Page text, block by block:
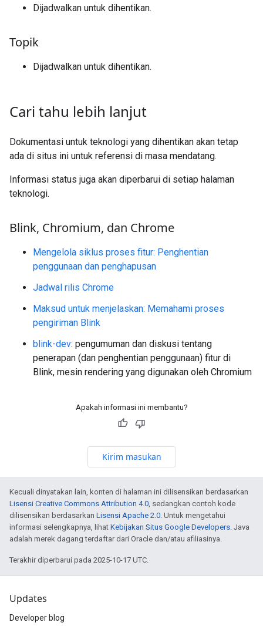
Dijadwalkan untuk dihentikan.
Topik
Dijadwalkan untuk dihentikan.
Cari tahu lebih lanjut
Dokumentasi untuk teknologi yang dihentikan akan tetap
ada di situs ini untuk referensi di masa mendatang.
Informasi status juga akan diperbarui di setiap halaman
teknologi.
Blink, Chromium, dan Chrome
Mengelola siklus proses fitur: Penghentian
penggunaan dan penghapusan
Jadwal rilis Chrome
Maksud untuk menjelaskan: Memahami proses
pengiriman Blink
blink-dev: pengumuman dan diskusi tentang
penerapan (dan penghentian penggunaan) fitur di
Blink, mesin rendering yang digunakan oleh Chromium
Apakah informasi ini membantu?
Kirim masukan
Kecuali dinyatakan lain, konten di halaman ini dilisensikan berdasarkan
Lisensi Creative Commons Attribution 4.0 , sedangkan contoh kode
dilisensikan berdasarkan Lisensi Apache 2.0 . Untuk mengetahui
informasi selengkapnya, lihat Kebijakan Situs Google Developers . Java
adalah merek dagang terdaftar dari Oracle dan/atau afiliasinya.
Terakhir diperbarui pada 2025-10-17 UTC.
Updates
Developer blog